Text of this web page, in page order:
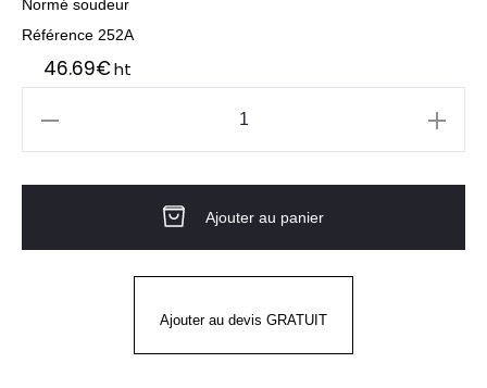
Normé soudeur
Référence 252A
46.69€ht
en
Ajouter au panier
Ajouter au devis GRATUIT